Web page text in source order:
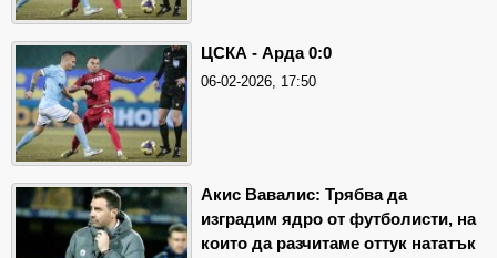
ЦСКА - Арда 0:0
06-02-2026, 17:50
Акис Вавалис: Трябва да
изградим ядро от футболисти, на
които да разчитаме оттук нататък